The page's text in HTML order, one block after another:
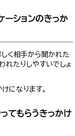
ーションのきっか
く相手から聞かれた
れたりしやすいでしょ
になります。
てもらうきっかけ